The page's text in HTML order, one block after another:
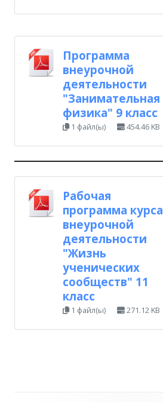
Программа
внеурочной
деятельности
"Занимательная
физика" 9 класс
1 файл(ы) 454.46 KB
Рабочая
программа курса
внеурочной
деятельности
"Жизнь
ученических
сообществ" 11
класс
1 файл(ы) 271.12 KB